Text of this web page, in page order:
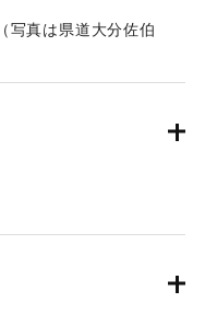
写真は県道大分佐伯